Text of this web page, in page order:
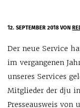
12. SEPTEMBER 2018VON
Der neue Service
im vergangenen
unseres Services
Mitglieder der dju
Presseausweis von